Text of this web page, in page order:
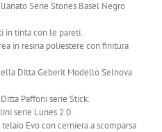
Serie Stones Basel Negro
in tinta con le pareti.
in resina poliestere con finitura
Ditta Geberit Modello Selnova
Paffoni serie Stick.
serie Lunes 2.0.
Evo con cerniera a scomparsa